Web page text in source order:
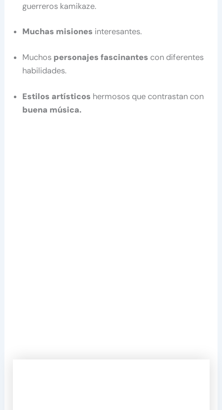
guerreros kamikaze.
Muchas misiones interesantes.
Muchos personajes fascinantes con diferentes
habilidades.
Estilos artísticos hermosos que contrastan con
buena música.